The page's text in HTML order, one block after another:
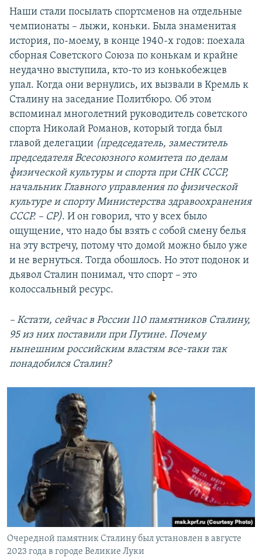
Наши стали посылать спортсменов на отдельные
чемпионаты – лыжи, коньки. Была знаменитая
история, по-моему, в конце 1940-х годов: поехала
сборная Советского Союза по конькам и крайне
неудачно выступила, кто-то из конькобежцев
упал. Когда они вернулись, их вызвали в Кремль к
Сталину на заседание Политбюро. Об этом
вспоминал многолетний руководитель советского
спорта Николай Романов, который тогда был
главой делегации (председатель, заместитель
председателя Всесоюзного комитета по делам
физической культуры и спорта при СНК СССР,
начальник Главного управления по физической
культуре и спорту Министерства здравоохранения
СССР. – СР). И он говорил, что у всех было
ощущение, что надо бы взять с собой смену белья
на эту встречу, потому что домой можно было уже
и не вернуться. Тогда обошлось. Но этот подонок и
дьявол Сталин понимал, что спорт – это
колоссальный ресурс.
– Кстати, сейчас в России 110 памятников Сталину,
95 из них поставили при Путине. Почему
нынешним российским властям все-таки так
понадобился Сталин?
Очередной памятник Сталину был установлен в августе
2023 года в городе Великие Луки